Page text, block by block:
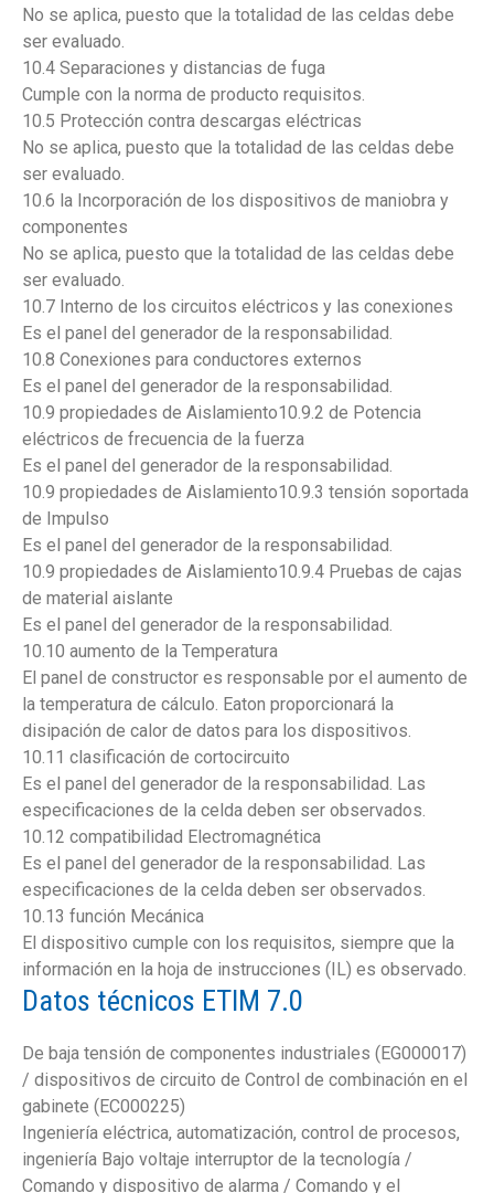
No se aplica, puesto que la totalidad de las celdas debe
ser evaluado.
10.4 Separaciones y distancias de fuga
Cumple con la norma de producto requisitos.
10.5 Protección contra descargas eléctricas
No se aplica, puesto que la totalidad de las celdas debe
ser evaluado.
10.6 la Incorporación de los dispositivos de maniobra y
componentes
No se aplica, puesto que la totalidad de las celdas debe
ser evaluado.
10.7 Interno de los circuitos eléctricos y las conexiones
Es el panel del generador de la responsabilidad.
10.8 Conexiones para conductores externos
Es el panel del generador de la responsabilidad.
10.9 propiedades de Aislamiento10.9.2 de Potencia
eléctricos de frecuencia de la fuerza
Es el panel del generador de la responsabilidad.
10.9 propiedades de Aislamiento10.9.3 tensión soportada
de Impulso
Es el panel del generador de la responsabilidad.
10.9 propiedades de Aislamiento10.9.4 Pruebas de cajas
de material aislante
Es el panel del generador de la responsabilidad.
10.10 aumento de la Temperatura
El panel de constructor es responsable por el aumento de
la temperatura de cálculo. Eaton proporcionará la
disipación de calor de datos para los dispositivos.
10.11 clasificación de cortocircuito
Es el panel del generador de la responsabilidad. Las
especificaciones de la celda deben ser observados.
10.12 compatibilidad Electromagnética
Es el panel del generador de la responsabilidad. Las
especificaciones de la celda deben ser observados.
10.13 función Mecánica
El dispositivo cumple con los requisitos, siempre que la
información en la hoja de instrucciones (IL) es observado.
Datos técnicos ETIM 7.0
De baja tensión de componentes industriales (EG000017)
/ dispositivos de circuito de Control de combinación en el
gabinete (EC000225)
Ingeniería eléctrica, automatización, control de procesos,
ingeniería Bajo voltaje interruptor de la tecnología /
Comando y dispositivo de alarma / Comando y el